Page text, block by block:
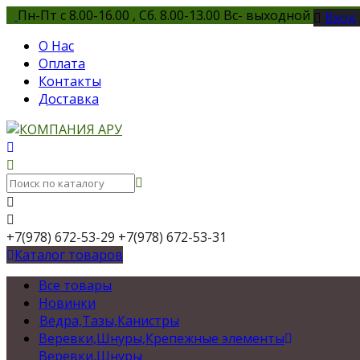
Пн-Пт с 8.00-16.00 , Сб. 8.00-13.00 Вс- выходной Вход
О Нас
Оплата
Контакты
Доставка
+7(978) 672-53-29 +7(978) 672-53-31
Каталог товаров
Все товары
Новинки
Ведра,Тазы,Канистры
Веревки,Шнуры,Крепежные элементы
Веревки,Шнуры